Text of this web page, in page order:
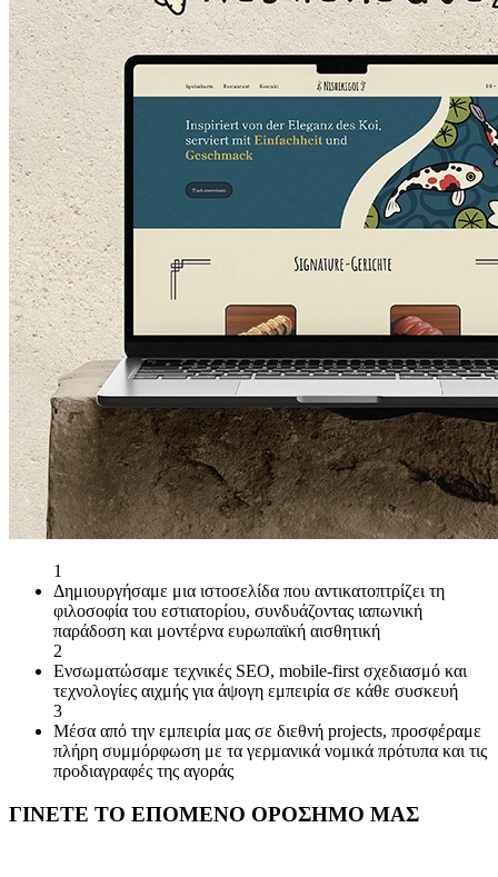
1
Δημιουργήσαμε μια ιστοσελίδα που αντικατοπτρίζει τη
φιλοσοφία του εστιατορίου, συνδυάζοντας ιαπωνική
παράδοση και μοντέρνα ευρωπαϊκή αισθητική
2
Ενσωματώσαμε τεχνικές SEO, mobile-first σχεδιασμό και
τεχνολογίες αιχμής για άψογη εμπειρία σε κάθε συσκευή
3
Μέσα από την εμπειρία μας σε διεθνή projects, προσφέραμε
πλήρη συμμόρφωση με τα γερμανικά νομικά πρότυπα και τις
προδιαγραφές της αγοράς
ΓΙΝΕΤΕ ΤΟ ΕΠΟΜΕΝΟ ΟΡΟΣΗΜΟ ΜΑΣ